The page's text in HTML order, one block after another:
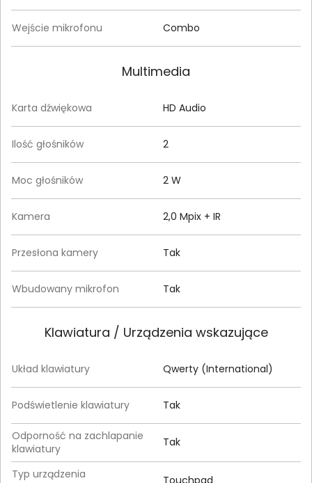
Wejście mikrofonu Combo
Multimedia
Karta dźwiękowa HD Audio
Ilość głośników 2
Moc głośników 2 W
Kamera 2,0 Mpix + IR
Przesłona kamery Tak
Wbudowany mikrofon Tak
Klawiatura / Urządzenia wskazujące
Układ klawiatury Qwerty (International)
Podświetlenie klawiatury Tak
Odporność na zachlapanie
klawiatury
Tak
Typ urządzenia